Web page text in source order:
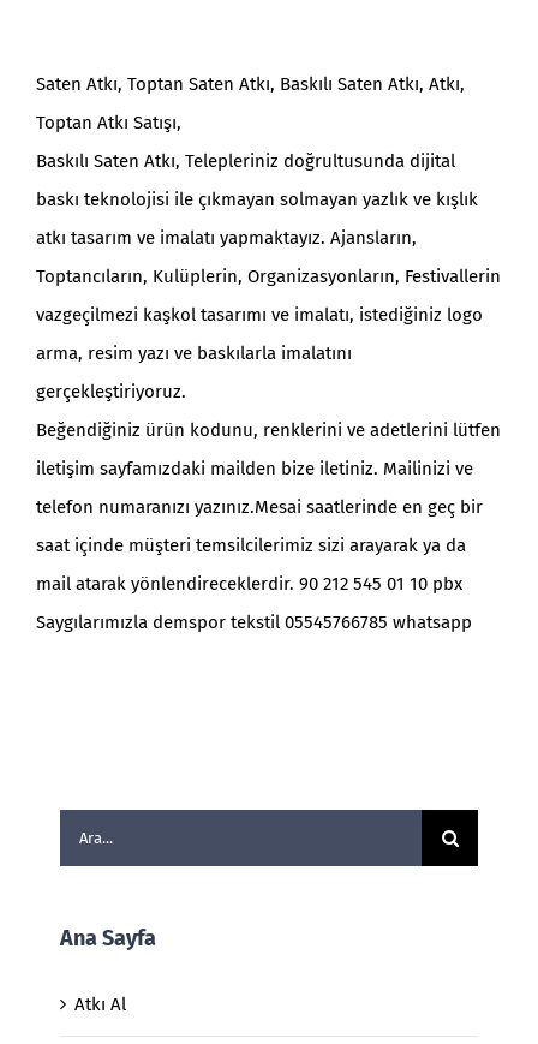
Saten Atkı, Toptan Saten Atkı, Baskılı Saten Atkı, Atkı,
Toptan Atkı Satışı,
Baskılı Saten Atkı, Telepleriniz doğrultusunda dijital
baskı teknolojisi ile çıkmayan solmayan yazlık ve kışlık
atkı tasarım ve imalatı yapmaktayız. Ajansların,
Toptancıların, Kulüplerin, Organizasyonların, Festivallerin
vazgeçilmezi kaşkol tasarımı ve imalatı, istediğiniz logo
arma, resim yazı ve baskılarla imalatını
gerçekleştiriyoruz.
Beğendiğiniz ürün kodunu, renklerini ve adetlerini lütfen
iletişim sayfamızdaki mailden bize iletiniz. Mailinizi ve
telefon numaranızı yazınız.Mesai saatlerinde en geç bir
saat içinde müşteri temsilcilerimiz sizi arayarak ya da
mail atarak yönlendireceklerdir. 90 212 545 01 10 pbx
Saygılarımızla demspor tekstil 05545766785 whatsapp
Ara:
Ana Sayfa
Atkı Al